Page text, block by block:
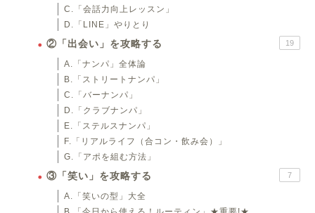
C.「会話力向上レッスン」
D.「LINE」やりとり
②「出会い」を攻略する 19
A.「ナンパ」全体論
B.「ストリートナンパ」
C.「バーナンパ」
D.「クラブナンパ」
E.「ステルスナンパ」
F.「リアルライフ（合コン・飲み会）」
G.「アポを組む方法」
③「笑い」を攻略する 7
A.「笑いの型」大全